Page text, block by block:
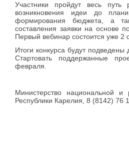
Участники пройдут весь путь
возникновения идеи до
формирования бюджета, а
составления заявки на основе
Первый вебинар состоится уже 2
Итоги конкурса будут подведены
Стартовать поддержанные
февраля.
Министерство национальной и
Республики Карелия, 8 (8142) 76